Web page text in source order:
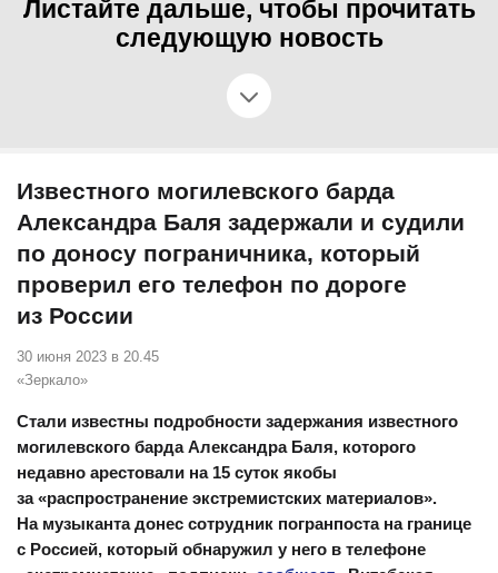
Листайте дальше, чтобы прочитать
следующую новость